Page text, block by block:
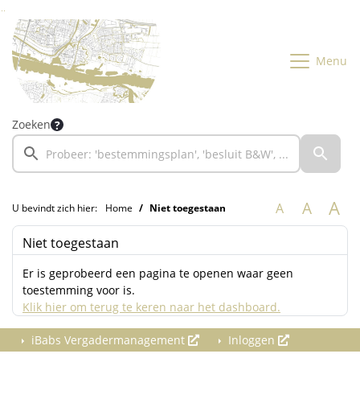
Ga naar de inhoud van deze pagina
Ga naar het zoeken
Ga naar het menu
Menu
Zoeken
U bevindt zich hier: Home Niet toegestaan A A A
Niet toegestaan
Er is geprobeerd een pagina te openen waar geen
toestemming voor is.
Klik hier om terug te keren naar het dashboard.
iBabs Vergadermanagement Inloggen